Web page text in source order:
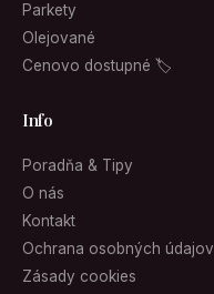
Parkety
Olejované
Cenovo dostupné 🏷
Info
Poradňa & Tipy
O nás
Kontakt
Ochrana osobných údajov
Zásady cookies